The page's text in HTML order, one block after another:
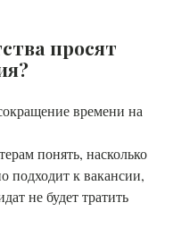
просят
времени на
понять, насколько
подходит к вакансии,
не будет тратить